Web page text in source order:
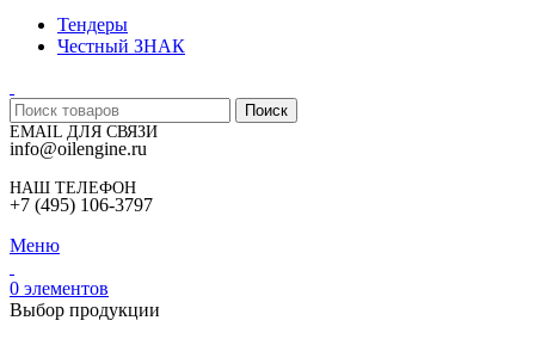
Тендеры
Честный ЗНАК
Поиск
EMAIL ДЛЯ СВЯЗИ
info@oilengine.ru
НАШ ТЕЛЕФОН
+7 (495) 106-3797
Меню
0 элементов
Выбор продукции